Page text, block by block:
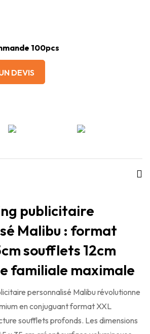
100pcs
DEVIS
publicitaire
Malibu : format
soufflets 12cm
familiale maximale
personnalisé Malibu révolutionne
en conjuguant format XXL
soufflets profonds. Les dimensions